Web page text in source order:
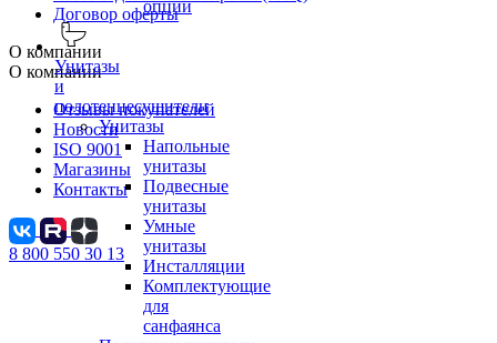
опции
Унитазы
и
полотенцесушители
Унитазы
Напольные
унитазы
Подвесные
унитазы
Умные
унитазы
Инсталляции
Комплектующие
для
санфаянса
Договор оферты
О компании
О компании
Отзывы покупателей
Новости
ISO 9001
Магазины
Контакты
8 800 550 30 13